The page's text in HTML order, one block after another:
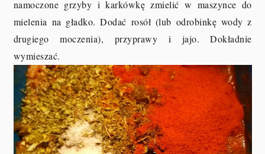
namoczone grzyby i karkówkę zmielić w maszynce do
mielenia na gładko. Dodać rosół (lub odrobinkę wody z
drugiego moczenia), przyprawy i jajo. Dokładnie
wymieszać.